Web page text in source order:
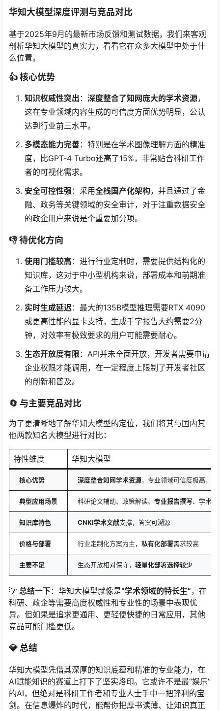
华知大模型深度评测与竞品对比
基于2025年9月的最新市场反馈和测试数据，我们来客观
剖析华知大模型的真实力，看看它在众多大模型中处于什
么位置。
👍 核心优势
知识权威性突出 ： 深度整合了知网庞大的学术资源，
这在专业领域内容生成的可信度方面优势明显，公认
达到行业前三水平。
多模态能力完善：特别是在学术图像理解方面的精准
度，比GPT-4 Turbo还高了15%，非常贴合科研工作
者的可视化需求。
安全可控性强 ：采用全栈国产化架构，并且通过了金
融、政务等关键领域的安全审计，对于注重数据安全
的政企用户来说是个重要加分项。
👎 待优化方向
使用门槛较高 ：进行行业定制时，需要提供结构化的
知识库，这对于中小型机构来说，部署成本和前期准
备工作压力较大。
实时生成延迟 ：最大的135B模型推理需要RTX 4090
或更高性能的显卡支持，生成千字报告大约需要2分
钟，对效率有极致要求的用户可能需要耐心。
生态开放度有限 ：API并未全面开放，开发者需要申请
企业权限才能调用，在一定程度上限制了开发者社区
的创新和普及。
🔄 与主要竞品对比
为了更清晰地了解华知大模型的定位，我们将其与国内其
他两款知名大模型进行对比：
特性维度 华知大模型
核心优势 深度整合知网学术资源，专业领域可信度极高，
典型应用场景 科研论文辅助、政策解读、 专业报告撰写、学术图
知识库特色 CNKI学术文献支撑，答案可溯源
价格与部署 行业定制化方案为主， 私有化部署需求较高
主要不足 生态开放相对保守， 轻量化部署选择较少
💡 总结一下：华知大模型就像是“学术领域的特长生”，在
科研、政企等需要高度权威性和专业性的场景中表现优
异。但如果是追求更通用、更轻便快捷的日常应用，其他
竞品可能门槛更低。
💎 总结
华知大模型凭借其深厚的知识底蕴和精准的专业能力，在
AI赋能知识的赛道上打下了坚实烙印。它或许不是最“娱乐”
的AI，但绝对是科研工作者和专业人士手中一把锋利的宝
剑。在信息爆炸的时代，能帮你把厚书读薄、让知识真正